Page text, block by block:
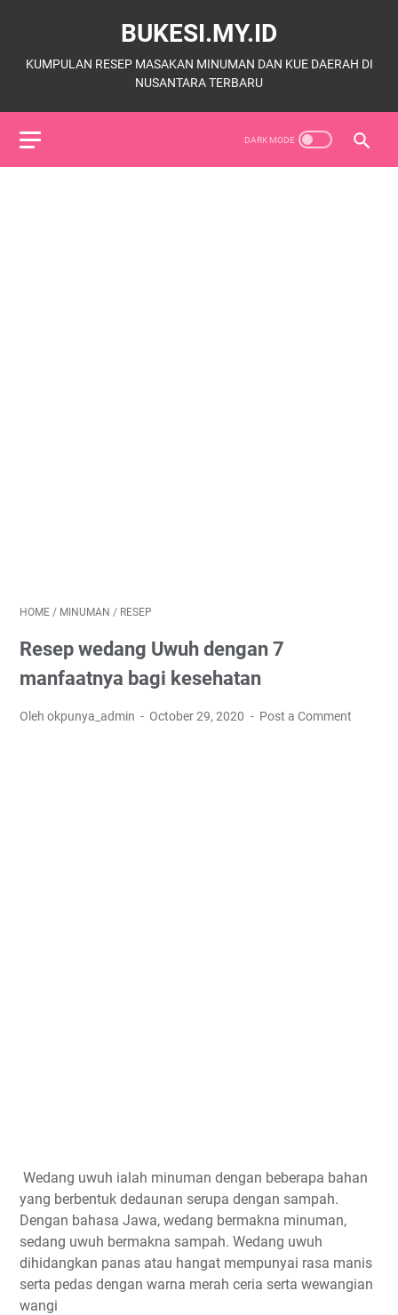
BUKESI.MY.ID
KUMPULAN RESEP MASAKAN MINUMAN DAN KUE DAERAH DI
NUSANTARA TERBARU
HOME / MINUMAN / RESEP
Resep wedang Uwuh dengan 7
manfaatnya bagi kesehatan
Oleh okpunya_admin October 29, 2020 Post a Comment
Wedang uwuh ialah minuman dengan beberapa bahan
yang berbentuk dedaunan serupa dengan sampah.
Dengan bahasa Jawa, wedang bermakna minuman,
sedang uwuh bermakna sampah. Wedang uwuh
dihidangkan panas atau hangat mempunyai rasa manis
serta pedas dengan warna merah ceria serta wewangian
wangi